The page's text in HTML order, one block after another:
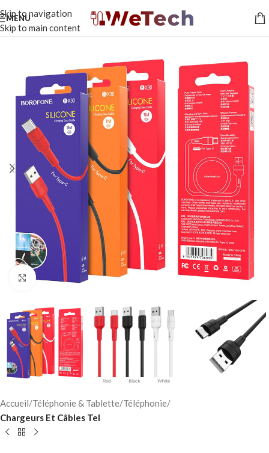
Skip to navigation
Skip to main content
MENU
Click to enlarge
Accueil Téléphonie & Tablette Téléphonie
Chargeurs Et Câbles Tel